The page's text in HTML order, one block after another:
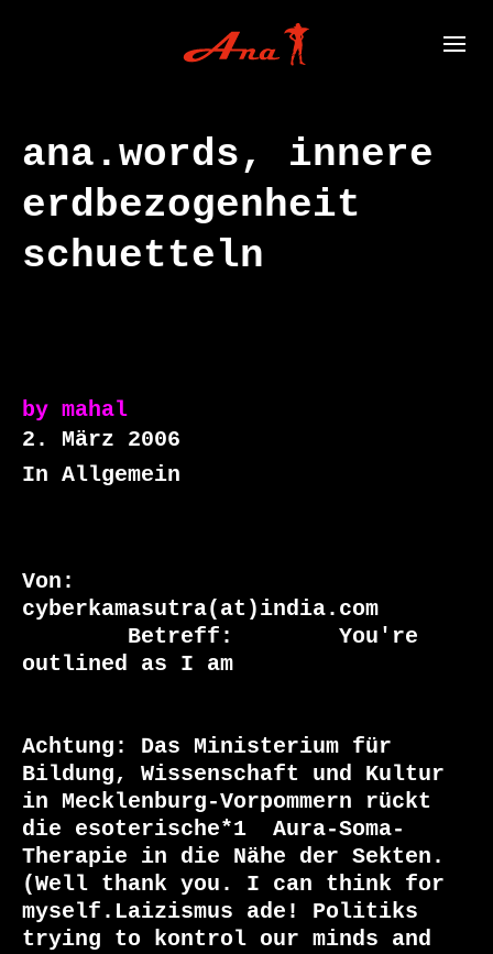
ana.words, innere
erdbezogenheit
schuetteln
by mahal
2. März 2006
In Allgemein
Von:
cyberkamasutra(at)india.com
outlined as I am
Achtung: Das Ministerium für
Bildung, Wissenschaft und Kultur
in Mecklenburg-Vorpommern rückt
die esoterische*1  Aura-Soma-
Therapie in die Nähe der Sekten.
(Well thank you. I can think for
myself.Laizismus ade! Politiks
trying to kontrol our minds and